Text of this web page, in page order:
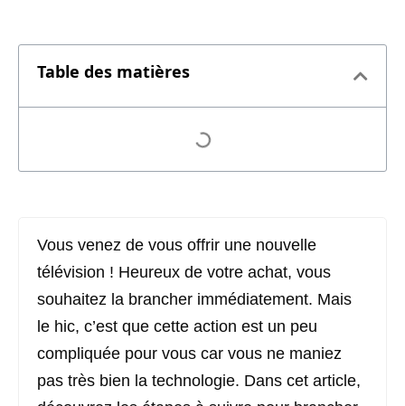
Table des matières
Vous venez de vous offrir une nouvelle
télévision ! Heureux de votre achat, vous
souhaitez la brancher immédiatement. Mais
le hic, c’est que cette action est un peu
compliquée pour vous car vous ne maniez
pas très bien la technologie. Dans cet article,